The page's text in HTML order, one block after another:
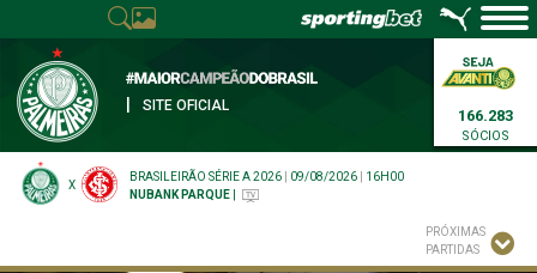
SITE OFICIAL
166.283
SÓCIOS
X
BRASILEIRÃO SÉRIE A 2026 09/08/2026
16H00
NUBANK PARQUE
PRÓXIMAS
PARTIDAS